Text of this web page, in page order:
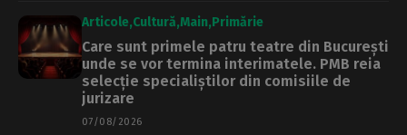
Articole Cultură Main Primărie
Care sunt primele patru teatre din București
unde se vor termina interimatele. PMB reia
selecție specialiștilor din comisiile de
jurizare
07/08/2026